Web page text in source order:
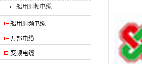
船用射频电缆
船用射频电缆
万邦电缆
变频电缆